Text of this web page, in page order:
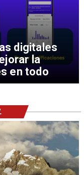
digitales
la
en todo